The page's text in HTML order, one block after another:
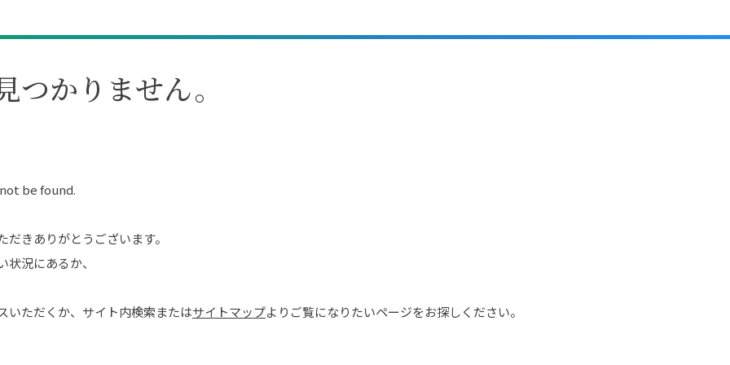
かりません。
be found.
きありがとうございます。
況にあるか、
いただくか、サイト内検索またはサイトマップよりご覧になりたいページをお探しください。